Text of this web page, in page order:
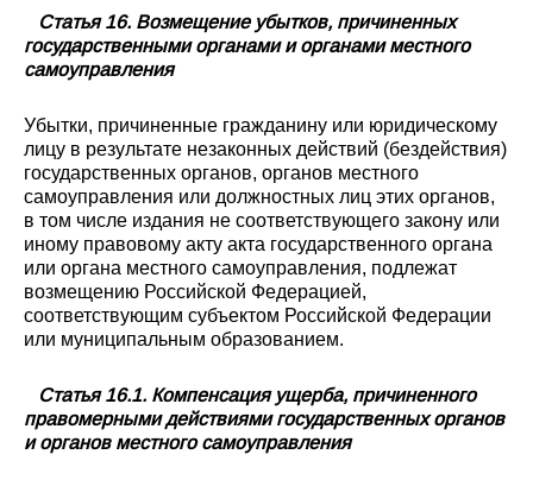
Статья 16. Возмещение убытков, причиненных
государственными органами и органами местного
самоуправления
Убытки, причиненные гражданину или юридическому
лицу в результате незаконных действий (бездействия)
государственных органов, органов местного
самоуправления или должностных лиц этих органов,
в том числе издания не соответствующего закону или
иному правовому акту акта государственного органа
или органа местного самоуправления, подлежат
возмещению Российской Федерацией,
соответствующим субъектом Российской Федерации
или муниципальным образованием.
Статья 16.1. Компенсация ущерба, причиненного
правомерными действиями государственных органов
и органов местного самоуправления